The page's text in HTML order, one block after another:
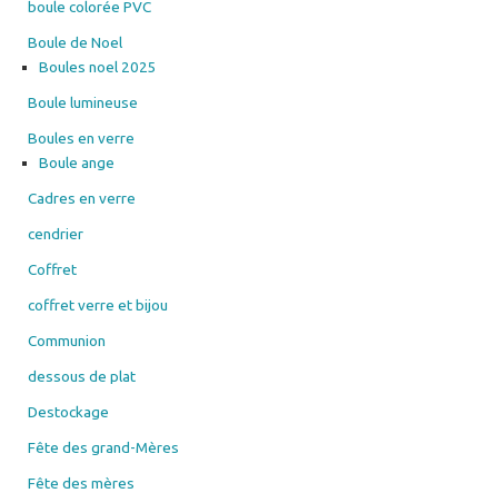
boule colorée PVC
Boule de Noel
Boules noel 2025
Boule lumineuse
Boules en verre
Boule ange
Cadres en verre
cendrier
Coffret
coffret verre et bijou
Communion
dessous de plat
Destockage
Fête des grand-Mères
Fête des mères